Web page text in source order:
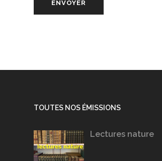
TOUTES NOS ÉMISSIONS
Lectures nature